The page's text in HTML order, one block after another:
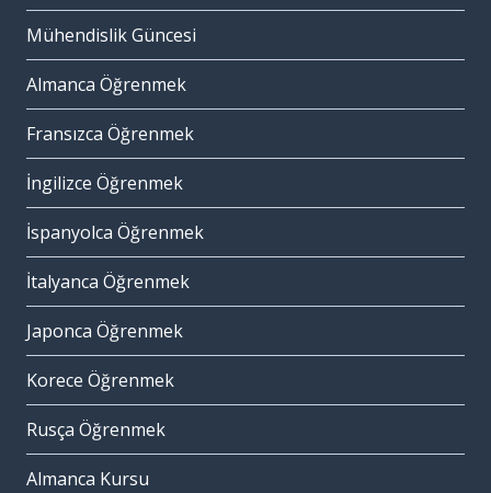
Mühendislik Güncesi
Almanca Öğrenmek
Fransızca Öğrenmek
İngilizce Öğrenmek
İspanyolca Öğrenmek
İtalyanca Öğrenmek
Japonca Öğrenmek
Korece Öğrenmek
Rusça Öğrenmek
Almanca Kursu